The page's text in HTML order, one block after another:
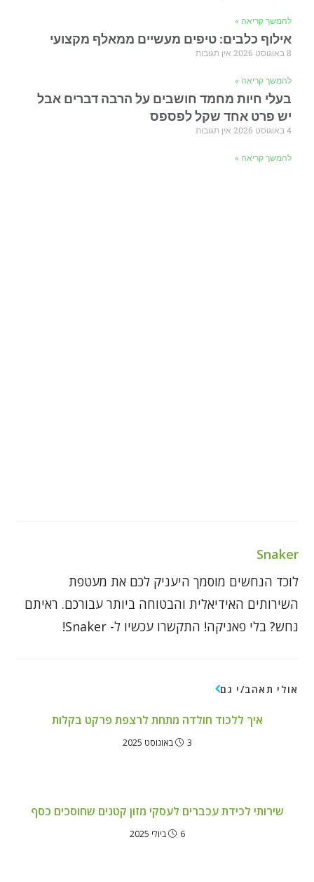
להמשך קריאה »
אילוף כלבים: טיפים מעשיים ממאלף מקצועי
8 באוגוסט 2026 אין תגובות
להמשך קריאה »
בעלי חיות מחמד חושבים על הרבה דברים אבל
יש פרט אחד שקל לפספס
4 באוגוסט 2026 אין תגובות
להמשך קריאה »
Snaker
לוכד הנחשים מוסמך היעניק לכם את מעטפת
השירותים האידיאלית והבטוחה ביותר עבורכם. ראיתם
נחש? בלי פאניקה! התקשרו עכשיו ל- Snaker!
אולי תאהב/י גם
איך ללכוד חולדה מתחת לרצפת פרקט בקלות
3 באוגוסט 2025
שירותי לכידת עכברים לעסקי מזון קטנים שחוסכים כסף
6 ביולי 2025